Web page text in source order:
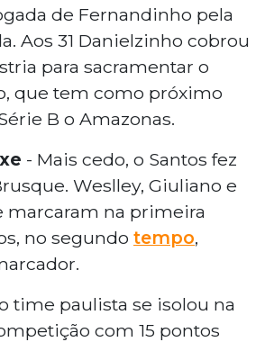
de Fernandinho pela
Aos 31 Danielzinho cobrou
para sacramentar o
que tem como próximo
B o Amazonas.
- Mais cedo, o Santos fez
Weslley, Giuliano e
marcaram na primeira
no segundo tempo,
time paulista se isolou na
com 15 pontos